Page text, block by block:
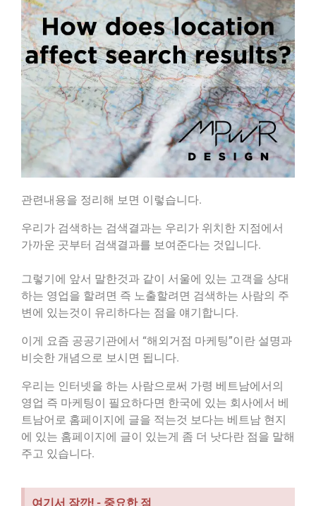
관련내용을 정리해 보면 이렇습니다.
우리가 검색하는 검색결과는 우리가 위치한 지점에서
가까운 곳부터 검색결과를 보여준다는 것입니다.
그렇기에 앞서 말한것과 같이 서울에 있는 고객을 상대
하는 영업을 할려면 즉 노출할려면 검색하는 사람의 주
변에 있는것이 유리하다는 점을 얘기합니다.
이게 요즘 공공기관에서 “해외거점 마케팅”이란 설명과
비슷한 개념으로 보시면 됩니다.
우리는 인터넷을 하는 사람으로써 가령 베트남에서의
영업 즉 마케팅이 필요하다면 한국에 있는 회사에서 베
트남어로 홈페이지에 글을 적는것 보다는 베트남 현지
에 있는 홈페이지에 글이 있는게 좀 더 낫다란 점을 말해
주고 있습니다.
여기서 잠깐! - 중요한 점